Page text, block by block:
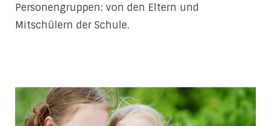
Personengruppen: von den Eltern und
Mitschülern der Schule.